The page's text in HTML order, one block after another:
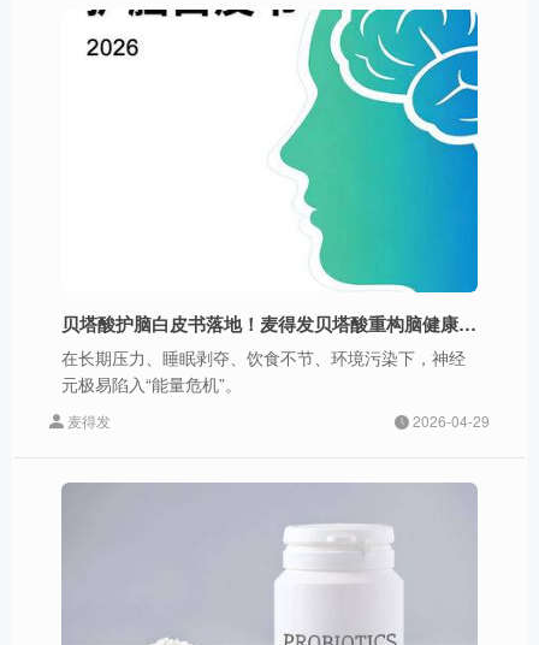
贝塔酸护脑白皮书落地！麦得发贝塔酸重构脑健康产业，引航精准护脑商业化
在长期压力、睡眠剥夺、饮食不节、环境污染下，神经
元极易陷入“能量危机”。
麦得发 2026-04-29